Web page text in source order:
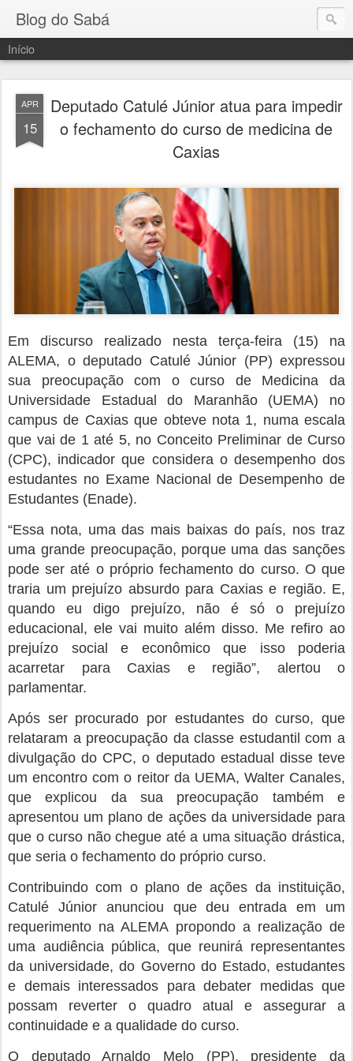
Blog do Sabá
Início
APR
15
Deputado Catulé Júnior atua para impedir
o fechamento do curso de medicina de
Caxias
Em discurso realizado nesta terça-feira (15) na
ALEMA, o deputado Catulé Júnior (PP) expressou
sua preocupação com o curso de Medicina da
Universidade Estadual do Maranhão (UEMA) no
campus de Caxias que obteve nota 1, numa escala
que vai de 1 até 5, no Conceito Preliminar de Curso
(CPC), indicador que considera o desempenho dos
estudantes no Exame Nacional de Desempenho de
Estudantes (Enade).
“Essa nota, uma das mais baixas do país, nos traz
uma grande preocupação, porque uma das sanções
pode ser até o próprio fechamento do curso. O que
traria um prejuízo absurdo para Caxias e região. E,
quando eu digo prejuízo, não é só o prejuízo
educacional, ele vai muito além disso. Me refiro ao
prejuízo social e econômico que isso poderia
acarretar para Caxias e região”, alertou o
parlamentar.
Após ser procurado por estudantes do curso, que
relataram a preocupação da classe estudantil com a
divulgação do CPC, o deputado estadual disse teve
um encontro com o reitor da UEMA, Walter Canales,
que explicou da sua preocupação também e
apresentou um plano de ações da universidade para
que o curso não chegue até a uma situação drástica,
que seria o fechamento do próprio curso.
Contribuindo com o plano de ações da instituição,
Catulé Júnior anunciou que deu entrada em um
requerimento na ALEMA propondo a realização de
uma audiência pública, que reunirá representantes
da universidade, do Governo do Estado, estudantes
e demais interessados para debater medidas que
possam reverter o quadro atual e assegurar a
continuidade e a qualidade do curso.
O deputado Arnaldo Melo (PP), presidente da